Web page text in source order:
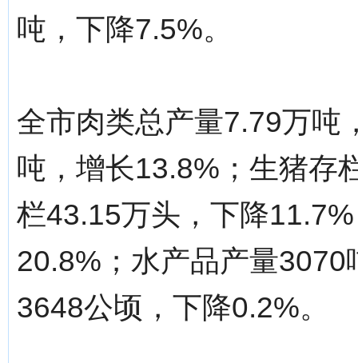
吨，下降7.5%。
全市肉类总产量7.79万吨
吨，增长13.8%；生猪存
栏43.15万头，下降
20.8%；水产品产量
3648公顷，下降0.2%。